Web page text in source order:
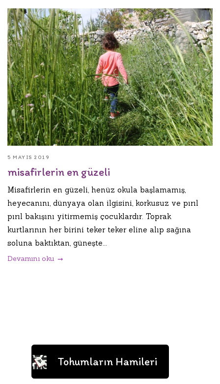
5 MAYIS 2019
misafirlerin en güzeli
Misafirlerin en güzeli, henüz okula başlamamış,
heyecanını, dünyaya olan ilgisini, korkusuz ve pırıl
pırıl bakışını yitirmemiş çocuklardır. Toprak
kurtlarının her birini teker teker eline alıp sağına
soluna baktıktan, güneşte...
Devamını oku
Tohumların Hamileri